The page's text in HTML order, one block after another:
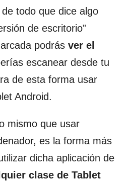
todo que dice algo
de escritorio”
podrás ver el
escanear desde tu
de esta forma usar
Android.
mismo que usar
es la forma más
dicha aplicación de
clase de Tablet